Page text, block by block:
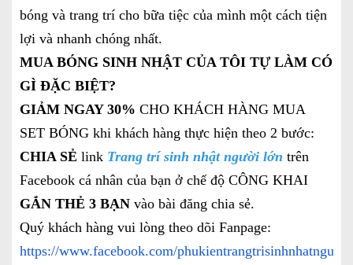
bóng và trang trí cho bữa tiệc của mình một cách tiện
lợi và nhanh chóng nhất.
MUA BÓNG SINH NHẬT CỦA TÔI TỰ LÀM CÓ
GÌ ĐẶC BIỆT?
GIẢM NGAY 30% CHO KHÁCH HÀNG MUA
SET BÓNG khi khách hàng thực hiện theo 2 bước:
CHIA SẺ link Trang trí sinh nhật người lớn trên
Facebook cá nhân của bạn ở chế độ CÔNG KHAI
GẮN THẺ 3 BẠN vào bài đăng chia sẻ.
Quý khách hàng vui lòng theo dõi Fanpage:
https://www.facebook.com/